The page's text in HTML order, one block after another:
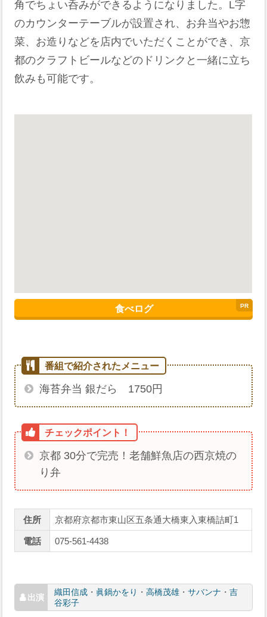
角でちょい呑みができるようになりました。L字
のカウンターテーブルが設置され、お弁当やお惣
菜、お造りなどを店内でいただくことができ、京
都のクラフトビールなどのドリンクと一緒に立ち
飲みも可能です。
食べログ
海苔弁当 銀だら 1750円
京都 30分で完売！老舗鮮魚店の西京焼の
り弁
住所 京都府京都市東山区五条通大橋東入東橋詰町1
電話 075-561-4438
織田信成・ 眞鍋かをり ・ 高橋茂雄・ サバンナ ・ 吉
谷彩子